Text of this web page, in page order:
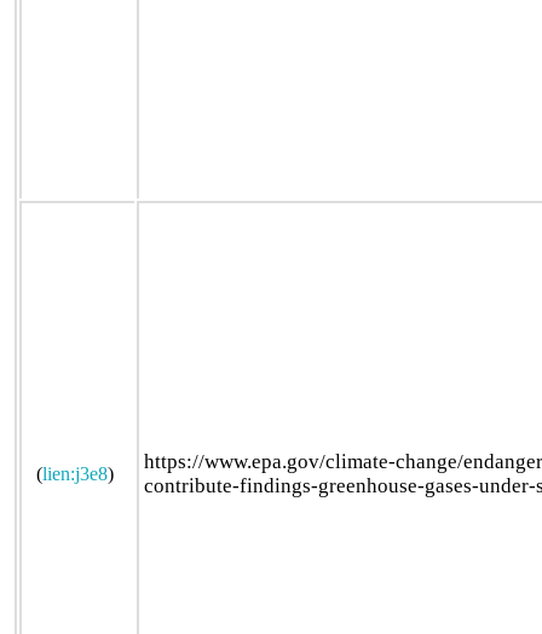
(lien:j3e8)
https://www.epa.gov/climate-change/
contribute-findings-greenhouse-gases-under-